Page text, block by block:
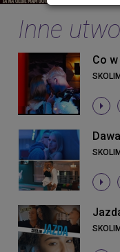
Inne
Co
SKOLIM
SKOLIM
SKOLIM